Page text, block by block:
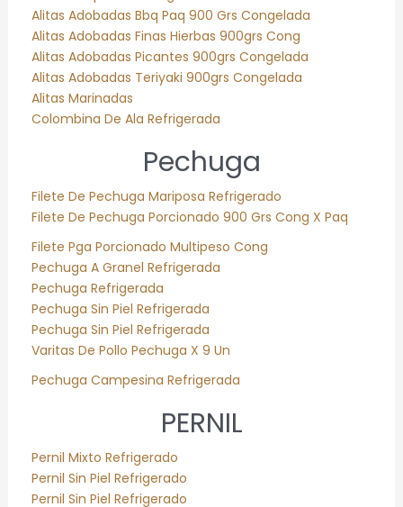
Alitas Adobadas Bbq Paq 900 Grs Congelada
Alitas Adobadas Finas Hierbas 900grs Cong
Alitas Adobadas Picantes 900grs Congelada
Alitas Adobadas Teriyaki 900grs Congelada
Alitas Marinadas
Colombina De Ala Refrigerada
Pechuga
Filete De Pechuga Mariposa Refrigerado
Filete De Pechuga Porcionado 900 Grs Cong X Paq
Filete Pga Porcionado Multipeso Cong
Pechuga A Granel Refrigerada
Pechuga Refrigerada
Pechuga Sin Piel Refrigerada
Pechuga Sin Piel Refrigerada
Varitas De Pollo Pechuga X 9 Un
Pechuga Campesina Refrigerada
PERNIL
Pernil Mixto Refrigerado
Pernil Sin Piel Refrigerado
Pernil Sin Piel Refrigerado